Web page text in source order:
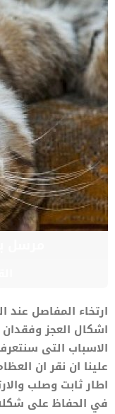
ارتخاء المفاصل
اشكال العجز
الاسباب التى
علينا ان نقر ان
اطار ثابت وصلب
في الحفاظ على